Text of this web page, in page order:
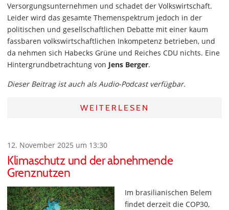
Versorgungsunternehmen und schadet der Volkswirtschaft.
Leider wird das gesamte Themenspektrum jedoch in der
politischen und gesellschaftlichen Debatte mit einer kaum
fassbaren volkswirtschaftlichen Inkompetenz betrieben, und
da nehmen sich Habecks Grüne und Reiches CDU nichts. Eine
Hintergrundbetrachtung von Jens Berger.
Dieser Beitrag ist auch als Audio-Podcast verfügbar.
WEITERLESEN
12. November 2025 um 13:30
Klimaschutz und der abnehmende
Grenznutzen
Im brasilianischen Belem
findet derzeit die COP30,